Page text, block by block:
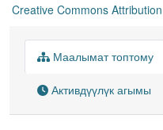
Creative Commons Attribution
Маалымат топтому
Активдүүлүк агымы